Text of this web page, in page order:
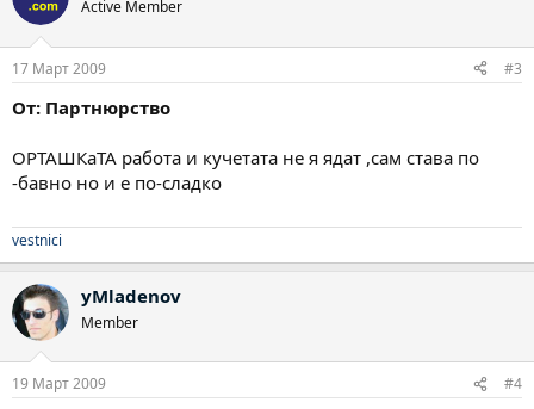
Active Member
17 Март 2009 #3
От: Партнюрство
ОРТАШКаТА работа и кучетата не я ядат ,сам става по
-бавно но и е по-сладко
vestnici
yMladenov
Member
19 Март 2009 #4